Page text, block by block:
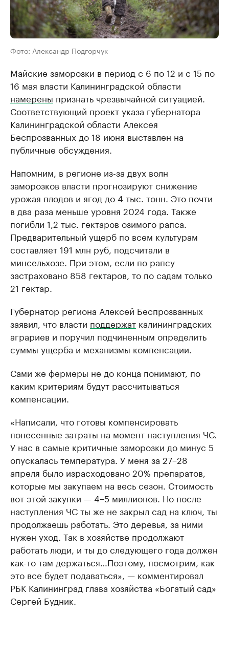
Фото: Александр Подгорчук
Майские заморозки в период с 6 по 12 и с 15 по
16 мая власти Калининградской области
намерены признать чрезвычайной ситуацией.
Соответствующий проект указа губернатора
Калининградской области Алексея
Беспрозванных до 18 июня выставлен на
публичные обсуждения.
Напомним, в регионе из-за двух волн
заморозков власти прогнозируют снижение
урожая плодов и ягод до 4 тыс. тонн. Это почти
в два раза меньше уровня 2024 года. Также
погибли 1,2 тыс. гектаров озимого рапса.
Предварительный ущерб по всем культурам
составляет 191 млн руб, подсчитали в
минсельхозе. При этом, если по рапсу
застраховано 858 гектаров, то по садам только
21 гектар.
Губернатор региона Алексей Беспрозванных
заявил, что власти поддержат калининградских
аграриев и поручил подчиненным определить
суммы ущерба и механизмы компенсации.
Сами же фермеры не до конца понимают, по
каким критериям будут рассчитываться
компенсации.
«Написали, что готовы компенсировать
понесенные затраты на момент наступления ЧС.
У нас в самые критичные заморозки до минус 5
опускалась температура. У меня за 27−28
апреля было израсходовано 20% препаратов,
которые мы закупаем на весь сезон. Стоимость
вот этой закупки — 4−5 миллионов. Но после
наступления ЧС ты же не закрыл сад на ключ, ты
продолжаешь работать. Это деревья, за ними
нужен уход. Так в хозяйстве продолжают
работать люди, и ты до следующего года должен
как-то там держаться…Поэтому, посмотрим, как
это все будет подаваться», — комментировал
РБК Калининград глава хозяйства «Богатый сад»
Сергей Будник.